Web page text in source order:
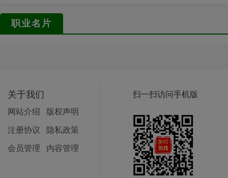
职业名片
关于我们
网站介绍
版权声明
注册协议
隐私政策
会员管理
内容管理
扫一扫访问手机版